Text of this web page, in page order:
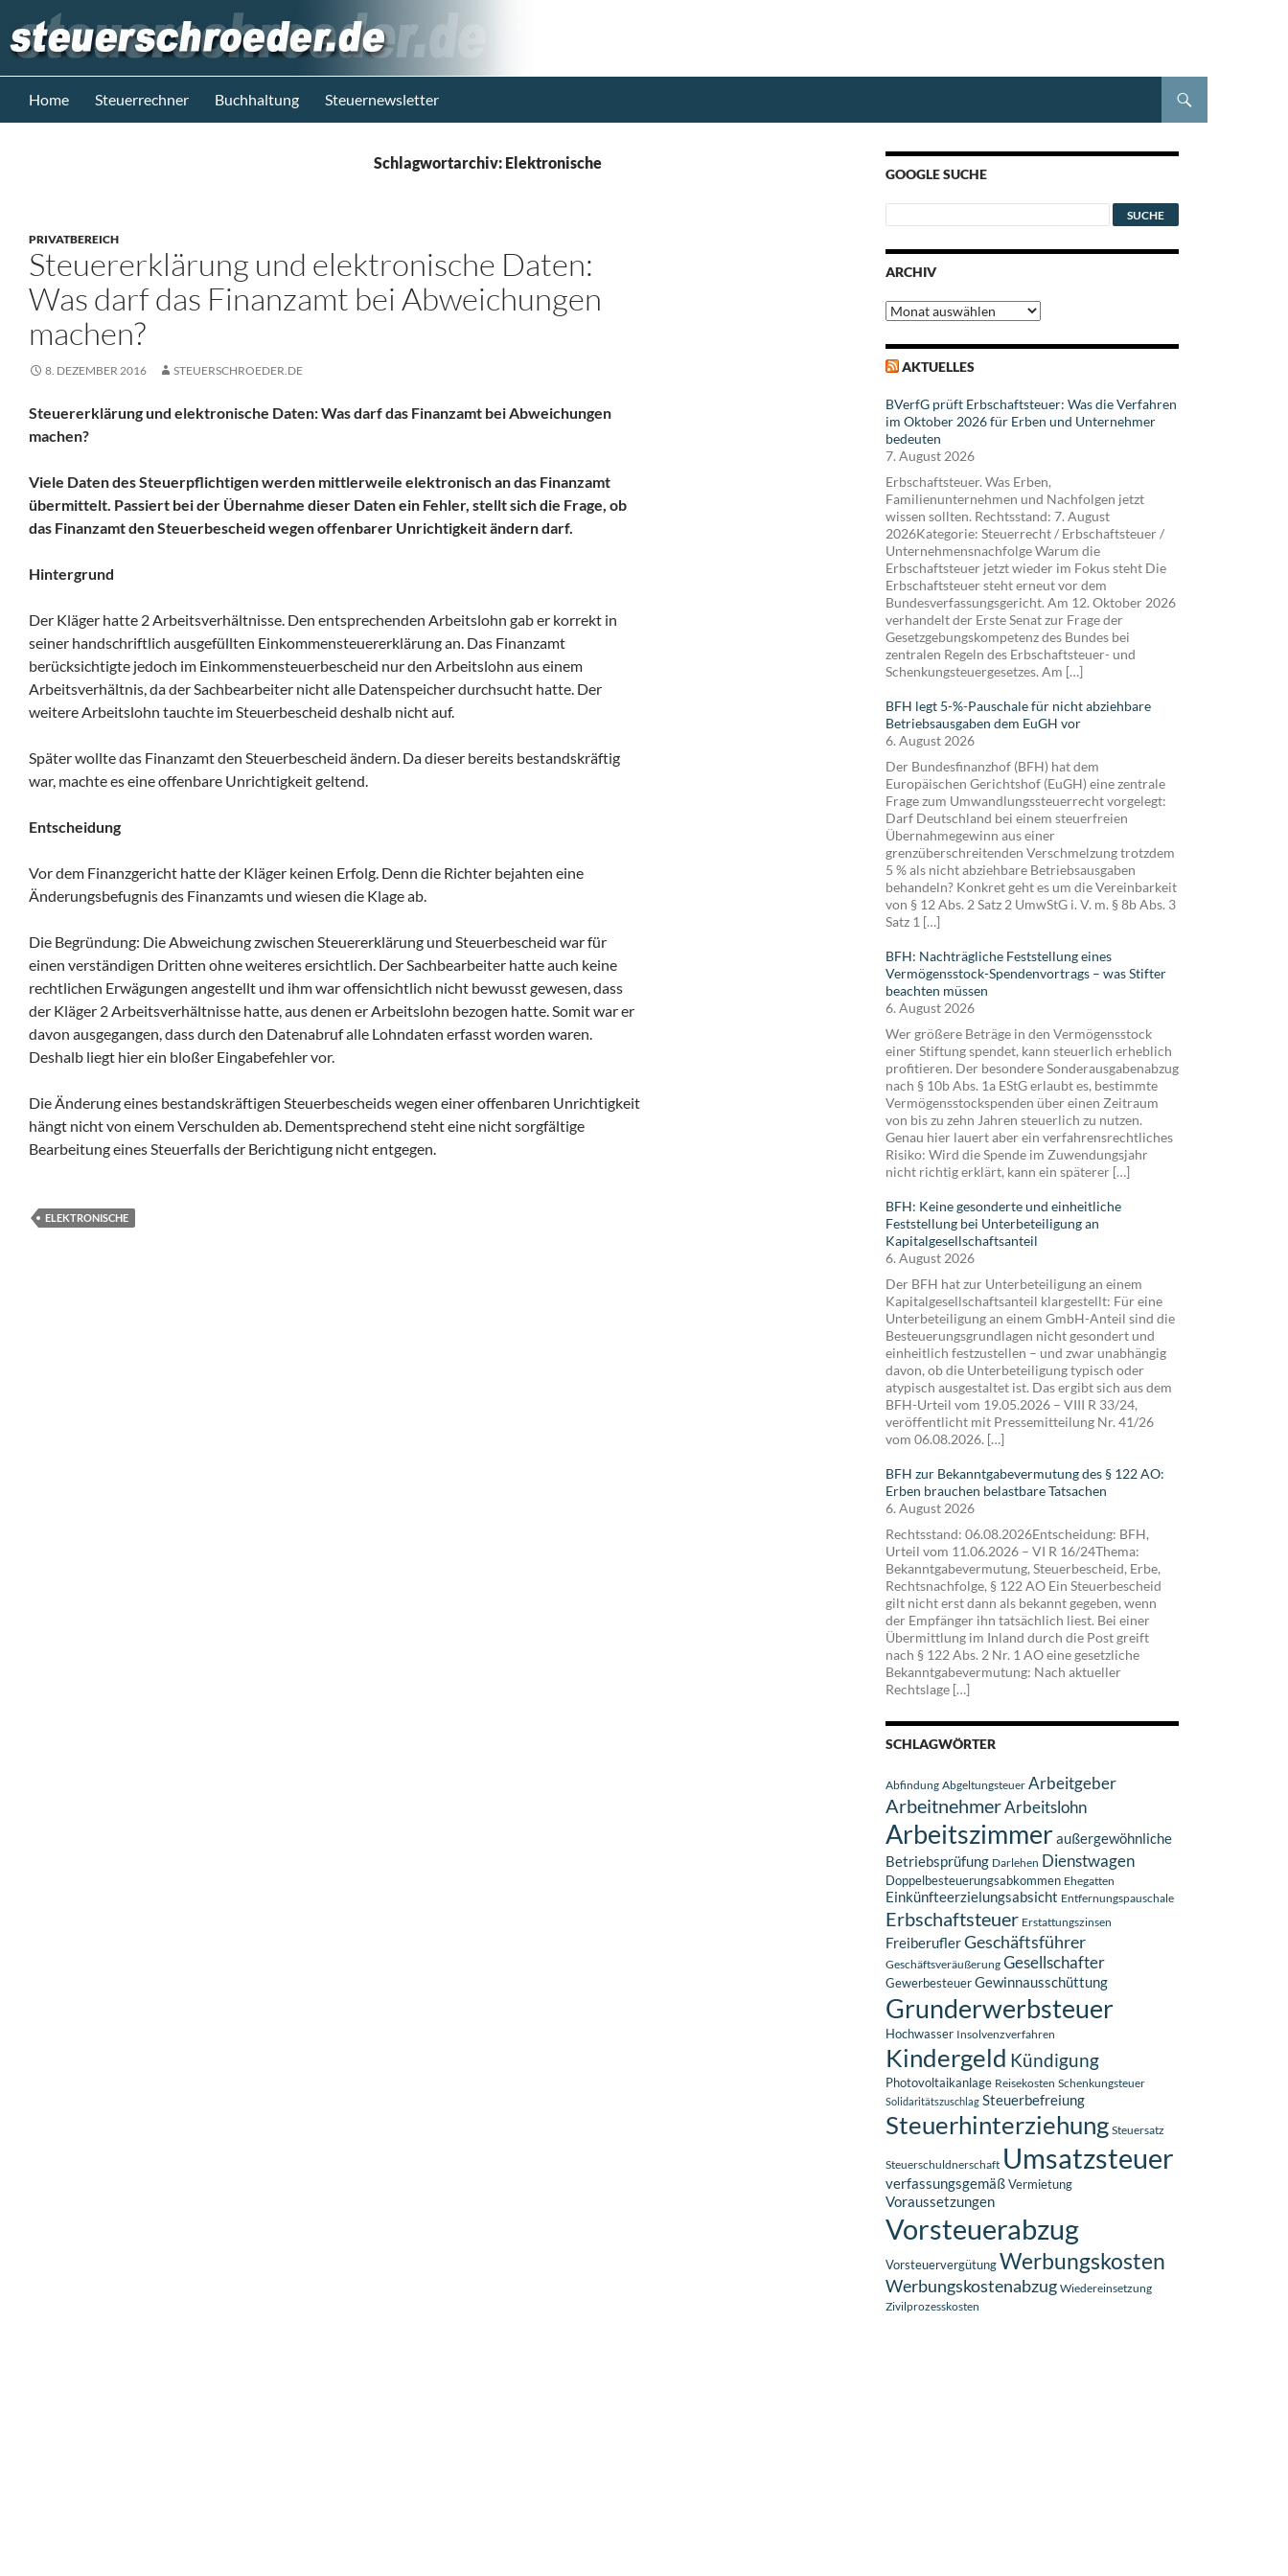
Inhalt
springen
Steuerblog www.steuerschroeder.de
Home Steuerrechner Buchhaltung Steuernewsletter
Schlagwortarchiv: Elektronische
PRIVATBEREICH
Steuererklärung und elektronische Daten:
Was darf das Finanzamt bei Abweichungen
machen?
8. DEZEMBER 2016 STEUERSCHROEDER.DE
Steuererklärung und elektronische Daten: Was darf das Finanzamt bei Abweichungen
machen?
Viele Daten des Steuerpflichtigen werden mittlerweile elektronisch an das Finanzamt
übermittelt. Passiert bei der Übernahme dieser Daten ein Fehler, stellt sich die Frage, ob
das Finanzamt den Steuerbescheid wegen offenbarer Unrichtigkeit ändern darf.
Hintergrund
Der Kläger hatte 2 Arbeitsverhältnisse. Den entsprechenden Arbeitslohn gab er korrekt in
seiner handschriftlich ausgefüllten Einkommensteuererklärung an. Das Finanzamt
berücksichtigte jedoch im Einkommensteuerbescheid nur den Arbeitslohn aus einem
Arbeitsverhältnis, da der Sachbearbeiter nicht alle Datenspeicher durchsucht hatte. Der
weitere Arbeitslohn tauchte im Steuerbescheid deshalb nicht auf.
Später wollte das Finanzamt den Steuerbescheid ändern. Da dieser bereits bestandskräftig
war, machte es eine offenbare Unrichtigkeit geltend.
Entscheidung
Vor dem Finanzgericht hatte der Kläger keinen Erfolg. Denn die Richter bejahten eine
Änderungsbefugnis des Finanzamts und wiesen die Klage ab.
Die Begründung: Die Abweichung zwischen Steuererklärung und Steuerbescheid war für
einen verständigen Dritten ohne weiteres ersichtlich. Der Sachbearbeiter hatte auch keine
rechtlichen Erwägungen angestellt und ihm war offensichtlich nicht bewusst gewesen, dass
der Kläger 2 Arbeitsverhältnisse hatte, aus denen er Arbeitslohn bezogen hatte. Somit war er
davon ausgegangen, dass durch den Datenabruf alle Lohndaten erfasst worden waren.
Deshalb liegt hier ein bloßer Eingabefehler vor.
Die Änderung eines bestandskräftigen Steuerbescheids wegen einer offenbaren Unrichtigkeit
hängt nicht von einem Verschulden ab. Dementsprechend steht eine nicht sorgfältige
Bearbeitung eines Steuerfalls der Berichtigung nicht entgegen.
ELEKTRONISCHE
GOOGLE SUCHE
ARCHIV
Archiv
AKTUELLES
BVerfG prüft Erbschaftsteuer: Was die Verfahren
im Oktober 2026 für Erben und Unternehmer
bedeuten
7. August 2026
Erbschaftsteuer. Was Erben,
Familienunternehmen und Nachfolgen jetzt
wissen sollten. Rechtsstand: 7. August
2026Kategorie: Steuerrecht / Erbschaftsteuer /
Unternehmensnachfolge Warum die
Erbschaftsteuer jetzt wieder im Fokus steht Die
Erbschaftsteuer steht erneut vor dem
Bundesverfassungsgericht. Am 12. Oktober 2026
verhandelt der Erste Senat zur Frage der
Gesetzgebungskompetenz des Bundes bei
zentralen Regeln des Erbschaftsteuer- und
Schenkungsteuergesetzes. Am […]
BFH legt 5-%-Pauschale für nicht abziehbare
Betriebsausgaben dem EuGH vor
6. August 2026
Der Bundesfinanzhof (BFH) hat dem
Europäischen Gerichtshof (EuGH) eine zentrale
Frage zum Umwandlungssteuerrecht vorgelegt:
Darf Deutschland bei einem steuerfreien
Übernahmegewinn aus einer
grenzüberschreitenden Verschmelzung trotzdem
5 % als nicht abziehbare Betriebsausgaben
behandeln? Konkret geht es um die Vereinbarkeit
von § 12 Abs. 2 Satz 2 UmwStG i. V. m. § 8b Abs. 3
Satz 1 […]
BFH: Nachträgliche Feststellung eines
Vermögensstock-Spendenvortrags – was Stifter
beachten müssen
6. August 2026
Wer größere Beträge in den Vermögensstock
einer Stiftung spendet, kann steuerlich erheblich
profitieren. Der besondere Sonderausgabenabzug
nach § 10b Abs. 1a EStG erlaubt es, bestimmte
Vermögensstockspenden über einen Zeitraum
von bis zu zehn Jahren steuerlich zu nutzen.
Genau hier lauert aber ein verfahrensrechtliches
Risiko: Wird die Spende im Zuwendungsjahr
nicht richtig erklärt, kann ein späterer […]
BFH: Keine gesonderte und einheitliche
Feststellung bei Unterbeteiligung an
Kapitalgesellschaftsanteil
6. August 2026
Der BFH hat zur Unterbeteiligung an einem
Kapitalgesellschaftsanteil klargestellt: Für eine
Unterbeteiligung an einem GmbH-Anteil sind die
Besteuerungsgrundlagen nicht gesondert und
einheitlich festzustellen – und zwar unabhängig
davon, ob die Unterbeteiligung typisch oder
atypisch ausgestaltet ist. Das ergibt sich aus dem
BFH-Urteil vom 19.05.2026 – VIII R 33/24,
veröffentlicht mit Pressemitteilung Nr. 41/26
vom 06.08.2026. […]
BFH zur Bekanntgabevermutung des § 122 AO:
Erben brauchen belastbare Tatsachen
6. August 2026
Rechtsstand: 06.08.2026Entscheidung: BFH,
Urteil vom 11.06.2026 – VI R 16/24Thema:
Bekanntgabevermutung, Steuerbescheid, Erbe,
Rechtsnachfolge, § 122 AO Ein Steuerbescheid
gilt nicht erst dann als bekannt gegeben, wenn
der Empfänger ihn tatsächlich liest. Bei einer
Übermittlung im Inland durch die Post greift
nach § 122 Abs. 2 Nr. 1 AO eine gesetzliche
Bekanntgabevermutung: Nach aktueller
Rechtslage […]
SCHLAGWÖRTER
Abfindung Abgeltungsteuer Arbeitgeber
ArbeitnehmerArbeitslohn
Arbeitszimmeraußergewöhnliche
Betriebsprüfung Darlehen Dienstwagen
Doppelbesteuerungsabkommen Ehegatten
Einkünfteerzielungsabsicht Entfernungspauschale
Erbschaftsteuer Erstattungszinsen
FreiberuflerGeschäftsführer
Geschäftsveräußerung Gesellschafter
GewerbesteuerGewinnausschüttung
Grunderwerbsteuer
Hochwasser Insolvenzverfahren
Kindergeld Kündigung
Photovoltaikanlage Reisekosten Schenkungsteuer
Solidaritätszuschlag Steuerbefreiung
Steuerhinterziehung Steuersatz
Steuerschuldnerschaft Umsatzsteuer
verfassungsgemäßVermietung
Voraussetzungen
Vorsteuerabzug
VorsteuervergütungWerbungskosten
Werbungskostenabzug Wiedereinsetzung
Zivilprozesskosten